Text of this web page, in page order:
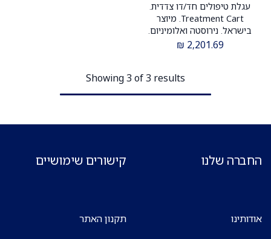
עגלת טיפולים חד/דו צדדית.
Treatment Cart. מיוצר
בישראל. נירוסטה ואלומיניום.
102×100×55 ס"מ. גלגלים2,201.69
₪
Showing 3 of 3 results
החברה שלנו
אודותינו
קישורים שימושיים
תקנון האתר